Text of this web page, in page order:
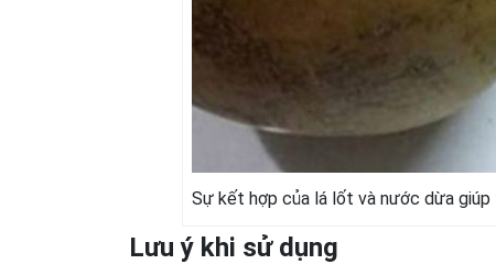
Sự kết hợp của lá lốt và nước dừa
Lưu ý khi sử dụng